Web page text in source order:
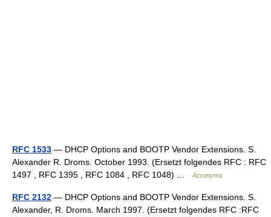
RFC 1533 — DHCP Options and BOOTP Vendor Extensions. S.
Alexander R. Droms. October 1993. (Ersetzt folgendes RFC : RFC
1497 , RFC 1395 , RFC 1084 , RFC 1048) …
Acronyms
RFC 2132 — DHCP Options and BOOTP Vendor Extensions. S.
Alexander, R. Droms. March 1997. (Ersetzt folgendes RFC :RFC